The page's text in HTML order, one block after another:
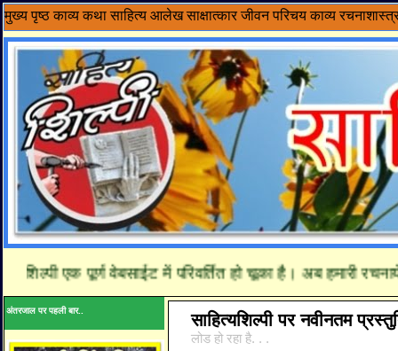
मुख्य पृष्ठ काव्य कथा साहित्य आलेख साक्षात्कार जीवन परिचय काव्य
एक पूर्ण वेबसाईट में परिवर्तित हो चूका है। अब हमारी रचनाये
अंतरजाल पर पहली बार.. साहित्यशिल्पी पर नवीनतम
लोड हो रहा है. . .